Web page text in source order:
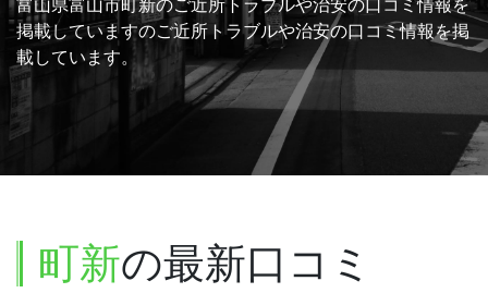
掲載していますのご近所トラブルや治安の口コミ情報を掲
載しています。
町新の最新口コミ